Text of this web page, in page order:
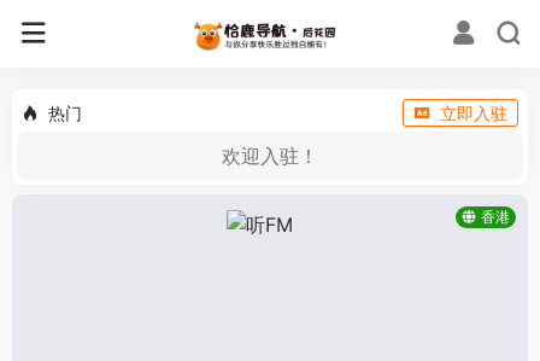
热门 立即入驻
欢迎入驻！
香港